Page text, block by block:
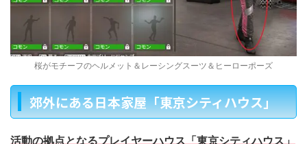
桜がモチーフのヘルメット＆レーシングスーツ＆ヒーローポーズ
郊外にある日本家屋「東京シティハウス」
活動の拠点となるプレイヤーハウス「東京シティハウス」